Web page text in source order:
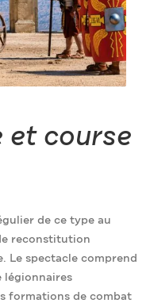
et course
de ce type au
reconstitution
Le spectacle comprend
légionnaires
formations de combat